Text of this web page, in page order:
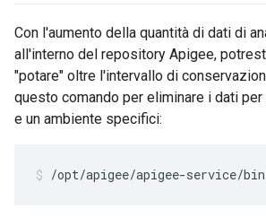
Con l'aumento della quantità di dati di
all'interno del repository Apigee,
"potare" oltre l'intervallo di
questo comando per eliminare i dati
e un ambiente specifici:
/opt/apigee/apigee-service/